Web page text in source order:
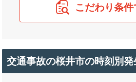
こだわり条
交通事故の桜井市の時刻別発